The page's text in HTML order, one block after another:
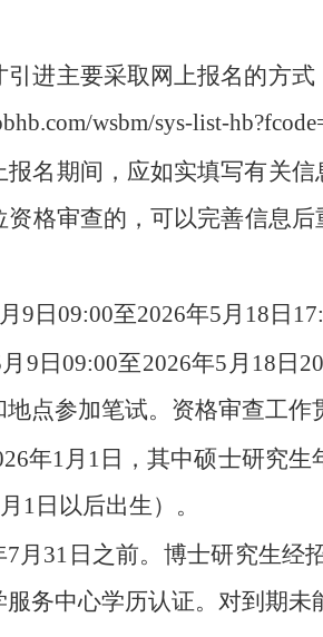
引进主要采取网上报名的方
wsbm/sys-list-
报名期间，应如实填写有关
格审查的，可以完善信息
9日09:00至2026年5月18日
9日09:00至2026年5月18日
点参加笔试。资格审查工作
年1月1日，其中硕士研究
1日以后出生）。
月31日之前。博士研究生
务中心学历认证。对到期